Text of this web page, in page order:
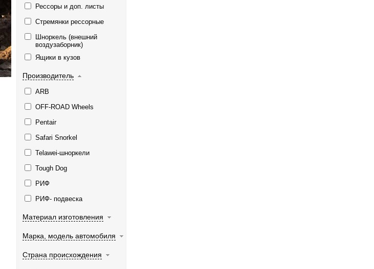
Рессоры и доп. листы
Стремянки рессорные
Шноркель (внешний
воздузаборник)
Ящики в кузов
Производитель
ARB
OFF-ROAD Wheels
Pentair
Safari Snorkel
Telawei-шноркели
Tough Dog
РИФ
РИФ- подвеска
Материал изготовления
Марка, модель автомобиля
Страна происхождения